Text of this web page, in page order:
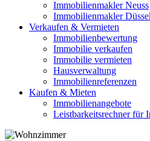
Immobilienmakler Neuss
Immobilienmakler
Verkaufen & Vermieten
Immobilienbewertung
Immobilie verkaufen
Immobilie vermieten
Hausverwaltung
Immobilienreferenzen
Kaufen & Mieten
Immobilienangebote
Leistbarkeitsrechner für